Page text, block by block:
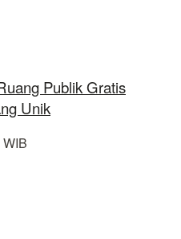
Publik Gratis
Unik